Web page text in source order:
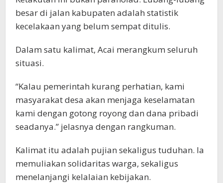
besar di jalan kabupaten adalah statistik
kecelakaan yang belum sempat ditulis.
Dalam satu kalimat, Acai merangkum seluruh
situasi.
“Kalau pemerintah kurang perhatian, kami
masyarakat desa akan menjaga keselamatan
kami dengan gotong royong dan dana pribadi
seadanya.” jelasnya dengan rangkuman.
Kalimat itu adalah pujian sekaligus tuduhan. Ia
memuliakan solidaritas warga, sekaligus
menelanjangi kelalaian kebijakan.